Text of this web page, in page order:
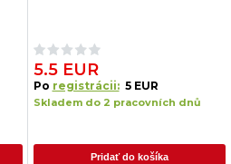
5.5 EUR
Po registrácii: 5 EUR
Skladem do 2 pracovních dnů
Pridať do košíka